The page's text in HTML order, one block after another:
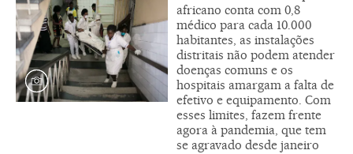
africano conta com 0,8
médico para cada 10.000
habitantes, as instalações
distritais não podem atender
doenças comuns e os
hospitais amargam a falta de
efetivo e equipamento. Com
esses limites, fazem frente
agora à pandemia, que tem
se agravado desde janeiro